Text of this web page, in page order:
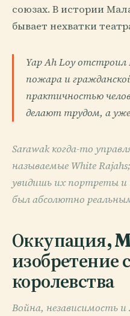
союзах. В истории
бывает нехватки
Yap Ah Loy
пожара и
практичностью
делают трудом, а
Sarawak когда-то
называемые White
увидишь их портреты и
был абсолютно
Оккупация,
изобретение
королевства
Война, независимость